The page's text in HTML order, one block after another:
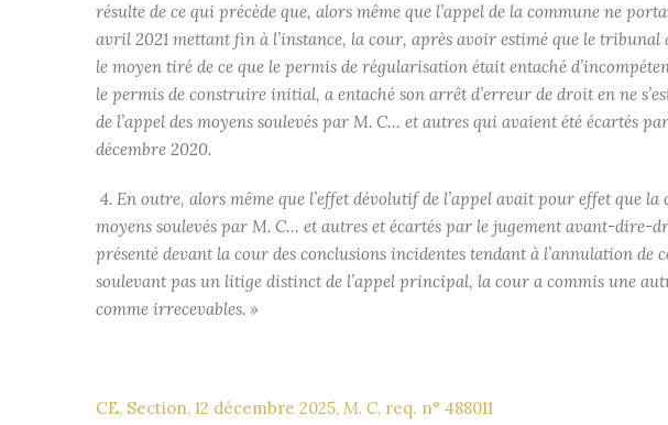
résulte de ce qui précède que, alors même que l’appel de la commune ne
avril 2021 mettant fin à l’instance, la cour, après avoir estimé que le
le moyen tiré de ce que le permis de régularisation était entaché
le permis de construire initial, a entaché son arrêt d’erreur de droit en ne
de l’appel des moyens soulevés par M. C… et autres qui avaient été écartés
décembre 2020.
4. En outre, alors même que l’effet dévolutif de l’appel avait pour effet que
moyens soulevés par M. C… et autres et écartés par le jugement avant-dire-
présenté devant la cour des conclusions incidentes tendant à l’annulation de
soulevant pas un litige distinct de l’appel principal, la cour a commis une
comme irrecevables. »
CE, Section, 12 décembre 2025, M. C, req. n° 488011